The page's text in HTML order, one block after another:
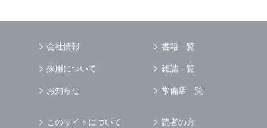
会社情報
採用について
お知らせ
書籍一覧
雑誌一覧
常備店一覧
このサイトについて 読者の方